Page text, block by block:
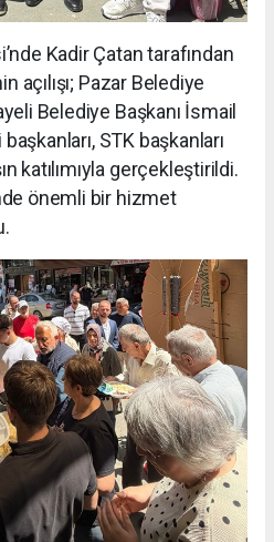
Kadir Çatan tarafından
açılışı; Pazar Belediye
Belediye Başkanı İsmail
STK başkanları
katılımıyla gerçekleştirildi.
önemli bir hizmet